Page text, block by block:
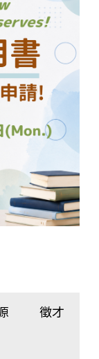
徵才